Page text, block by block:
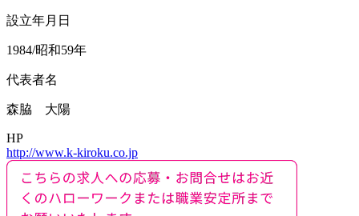
設立年月日
1984/昭和59年
代表者名
森脇 大陽
HP
http://www.k-kiroku.co.jp